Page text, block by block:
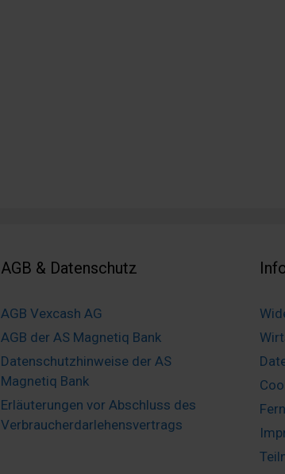
AGB & Datenschutz
AGB Vexcash AG
AGB der AS Magnetiq Bank
Datenschutzhinweise der AS
Magnetiq Bank
Erläuterungen vor Abschluss des
Verbraucherdarlehensvertrags